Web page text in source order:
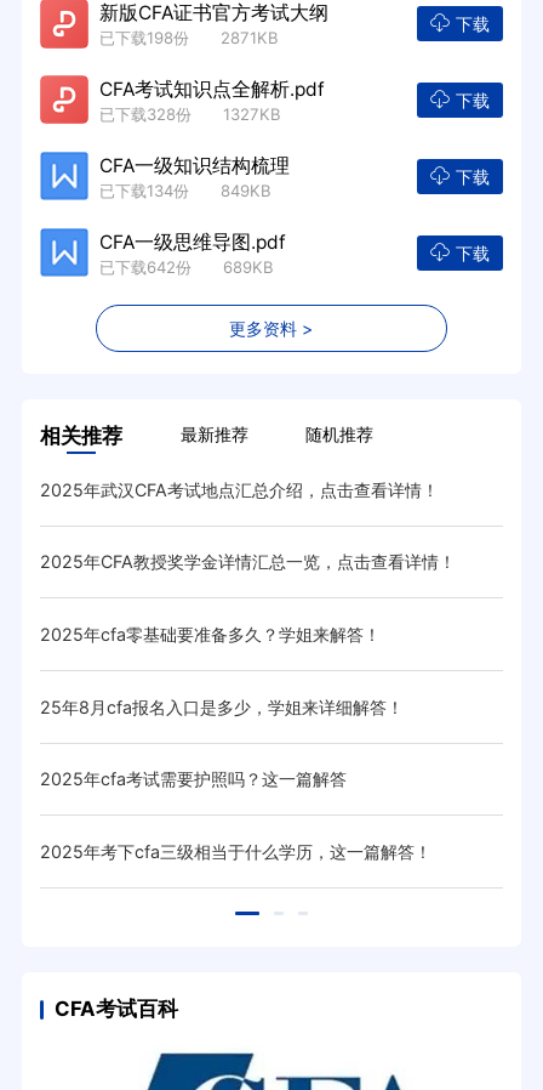
新版CFA证书官方考试大纲
已下载198份 2871KB
下载
CFA考试知识点全解析.pdf
已下载328份 1327KB
下载
CFA一级知识结构梳理
已下载134份 849KB
下载
CFA一级思维导图.pdf
已下载642份 689KB
下载
更多资料 >
相关推荐 最新推荐 随机推荐
2025年武汉CFA考试地点汇总介绍，点击查看详情！
2025年CFA教授奖学金详情汇总一览，点击查看详情！
2025年cfa零基础要准备多久？学姐来解答！
25年8月cfa报名入口是多少，学姐来详细解答！
2025年cfa考试需要护照吗？这一篇解答
2025年考下cfa三级相当于什么学历，这一篇解答！
CFA考试百科